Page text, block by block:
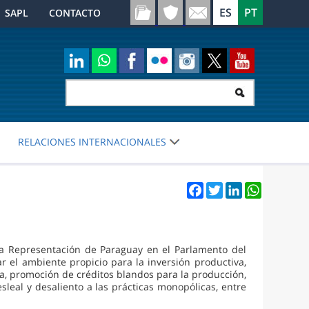
SAPL CONTACTO
RELACIONES INTERNACIONALES
Facebook
TwitterLinkedInWhatsApp
de Paraguay en el Parlamento del
el ambiente propicio para la inversión productiva,
promoción de créditos blandos para la producción,
y desaliento a las prácticas monopólicas, entre